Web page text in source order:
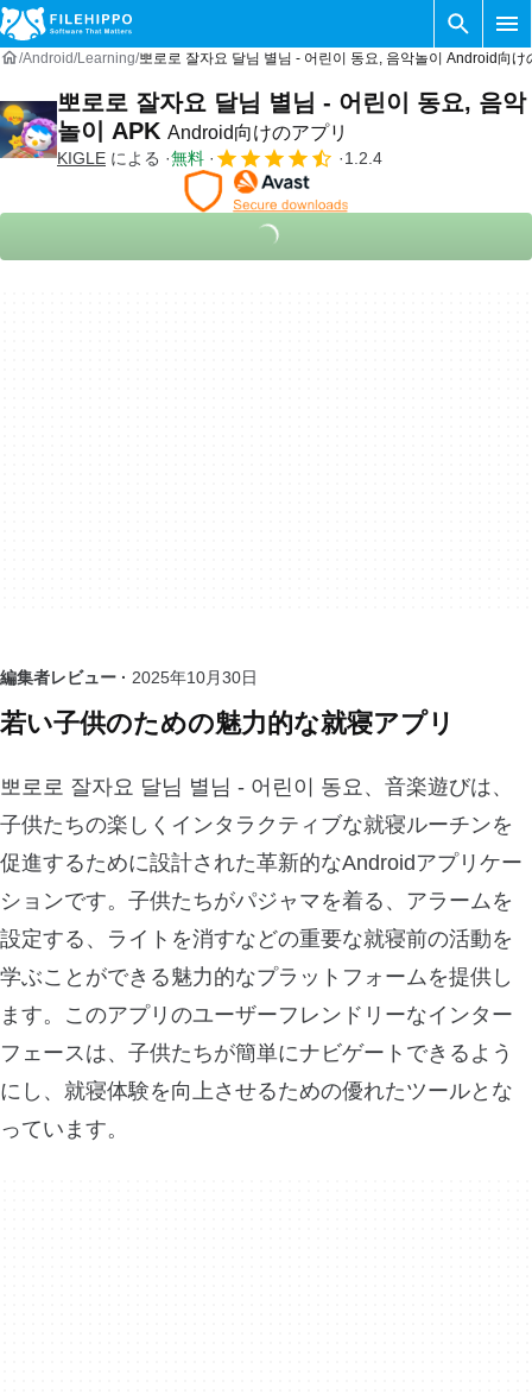
Android Learning 뽀로로 잘자요 달님 별님 - 어린이 동요, 음악놀이 Android向け
뽀로로 잘자요 달님 별님 - 어린이 동요, 음악
놀이 APK Android向けのアプリ
KIGLE による 無料 1.2.4
編集者レビュー · 2025年10月30日
若い子供のための魅力的な就寝アプリ
뽀로로 잘자요 달님 별님 - 어린이 동요、音楽遊びは、
子供たちの楽しくインタラクティブな就寝ルーチンを
促進するために設計された革新的なAndroidアプリケー
ションです。子供たちがパジャマを着る、アラームを
設定する、ライトを消すなどの重要な就寝前の活動を
学ぶことができる魅力的なプラットフォームを提供し
ます。このアプリのユーザーフレンドリーなインター
フェースは、子供たちが簡単にナビゲートできるよう
にし、就寝体験を向上させるための優れたツールとな
っています。